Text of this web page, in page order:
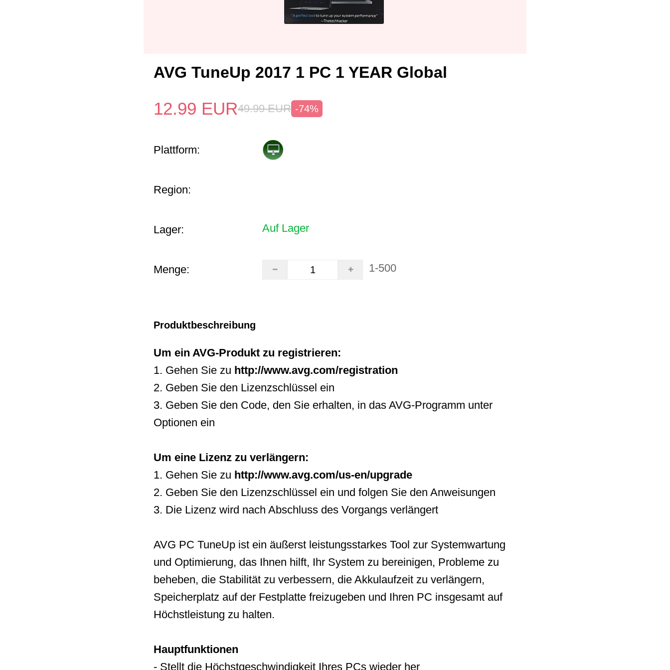
AVG TuneUp 2017 1 PC 1 YEAR Global
12.99 EUR49.99 EUR -74%
Plattform:
Region:
Lager: Auf Lager
Menge: 1-500
Produktbeschreibung
Um ein AVG-Produkt zu registrieren:
1. Gehen Sie zu http://www.avg.com/registration
2. Geben Sie den Lizenzschlüssel ein
3. Geben Sie den Code, den Sie erhalten, in das AVG-Programm unter
Optionen ein
Um eine Lizenz zu verlängern:
1. Gehen Sie zu http://www.avg.com/us-en/upgrade
2. Geben Sie den Lizenzschlüssel ein und folgen Sie den Anweisungen
3. Die Lizenz wird nach Abschluss des Vorgangs verlängert
AVG PC TuneUp ist ein äußerst leistungsstarkes Tool zur Systemwartung
und Optimierung, das Ihnen hilft, Ihr System zu bereinigen, Probleme zu
beheben, die Stabilität zu verbessern, die Akkulaufzeit zu verlängern,
Speicherplatz auf der Festplatte freizugeben und Ihren PC insgesamt auf
Höchstleistung zu halten.
Hauptfunktionen
- Stellt die Höchstgeschwindigkeit Ihres PCs wieder her